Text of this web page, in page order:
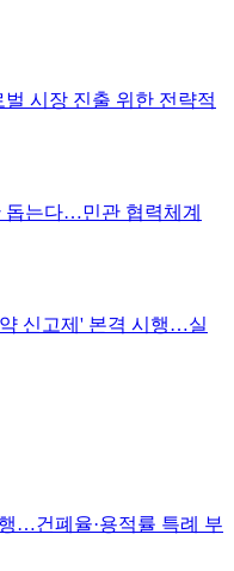
시장 진출 위한 전략적
돕는다…민관 협력체계
신고제' 본격 시행…실
…건폐율·용적률 특례 부